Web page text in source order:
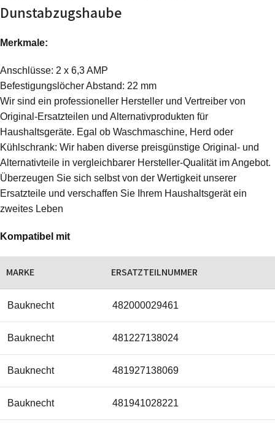
Dunstabzugshaube
Merkmale:
Anschlüsse: 2 x 6,3 AMP
Befestigungslöcher Abstand: 22 mm
Wir sind ein professioneller Hersteller und Vertreiber von
Original-Ersatzteilen und Alternativprodukten für
Haushaltsgeräte. Egal ob Waschmaschine, Herd oder
Kühlschrank: Wir haben diverse preisgünstige Original- und
Alternativteile in vergleichbarer Hersteller-Qualität im Angebot.
Überzeugen Sie sich selbst von der Wertigkeit unserer
Ersatzteile und verschaffen Sie Ihrem Haushaltsgerät ein
zweites Leben
Kompatibel mit
MARKE ERSATZTEILNUMMER
Bauknecht 482000029461
Bauknecht 481227138024
Bauknecht 481927138069
Bauknecht 481941028221